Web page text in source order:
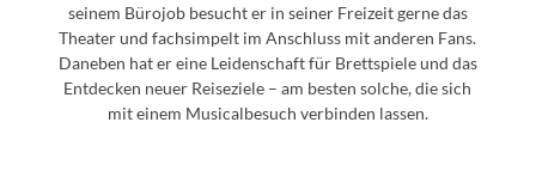
seinem Bürojob besucht er in seiner Freizeit gerne das
Theater und fachsimpelt im Anschluss mit anderen Fans.
Daneben hat er eine Leidenschaft für Brettspiele und das
Entdecken neuer Reiseziele – am besten solche, die sich
mit einem Musicalbesuch verbinden lassen.